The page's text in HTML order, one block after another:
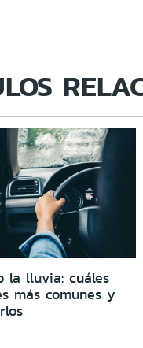
la lluvia: cuáles
más comunes y